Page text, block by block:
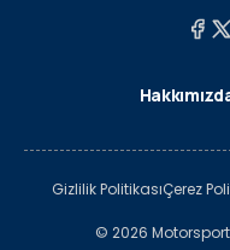
Gizlilik PolitikasıÇerez
© 2026 Motorsport